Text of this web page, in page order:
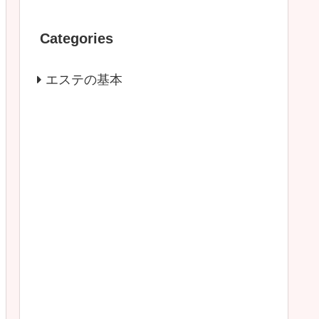
Categories
エステの基本